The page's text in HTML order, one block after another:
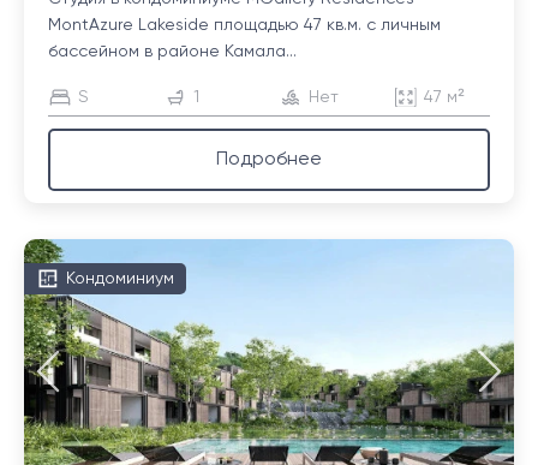
MontAzure Lakeside площадью 47 кв.м. с личным
бассейном в районе Камала...
S 1 Нет 47 м²
Подробнее
Кондоминиум